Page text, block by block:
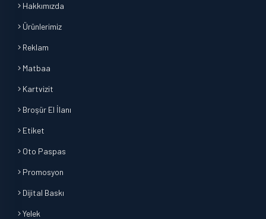
Hakkımızda
Ürünlerimiz
Reklam
Matbaa
Kartvizit
Broşür El İlanı
Etiket
Oto Paspas
Promosyon
Dijital Baskı
Yelek